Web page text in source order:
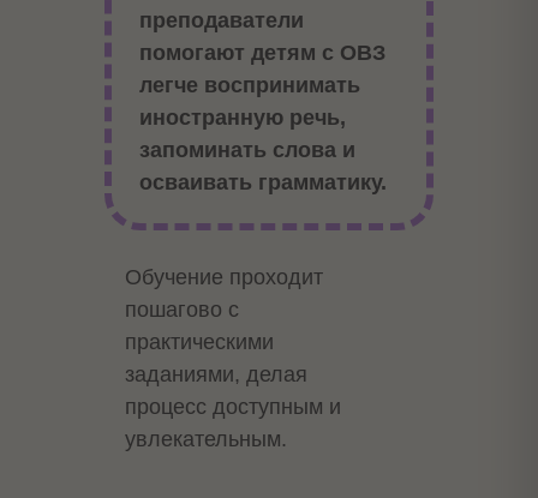
преподаватели
помогают детям с ОВЗ
легче воспринимать
иностранную речь,
запоминать слова и
осваивать грамматику.
Обучение проходит
пошагово с
практическими
заданиями, делая
процесс доступным и
увлекательным.